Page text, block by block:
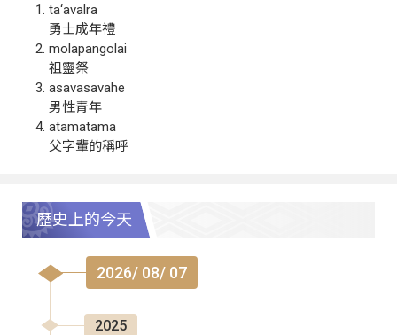
ta‘avalra
勇士成年禮
molapangolai
祖靈祭
asavasavahe
男性青年
atamatama
父字輩的稱呼
歷史上的今天
2026/ 08/ 07
2025